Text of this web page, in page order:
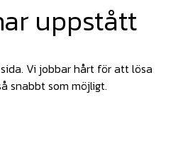
uppstått
Vi jobbar hårt för att lösa
snabbt som möjligt.